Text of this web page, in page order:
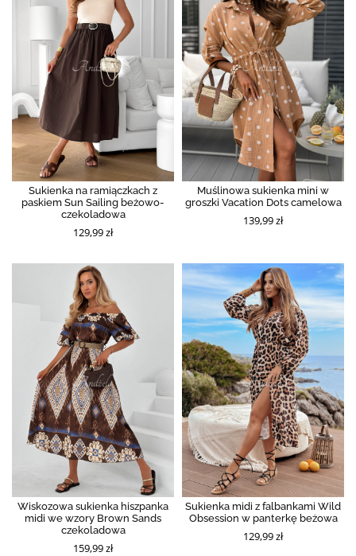
Sukienka na ramiączkach z
paskiem Sun Sailing beżowo-
czekoladowa
129,99 zł
Muślinowa sukienka mini w
groszki Vacation Dots camelowa
139,99 zł
Wiskozowa sukienka hiszpanka
midi we wzory Brown Sands
czekoladowa
159,99 zł
Sukienka midi z falbankami Wild
Obsession w panterkę beżowa
129,99 zł